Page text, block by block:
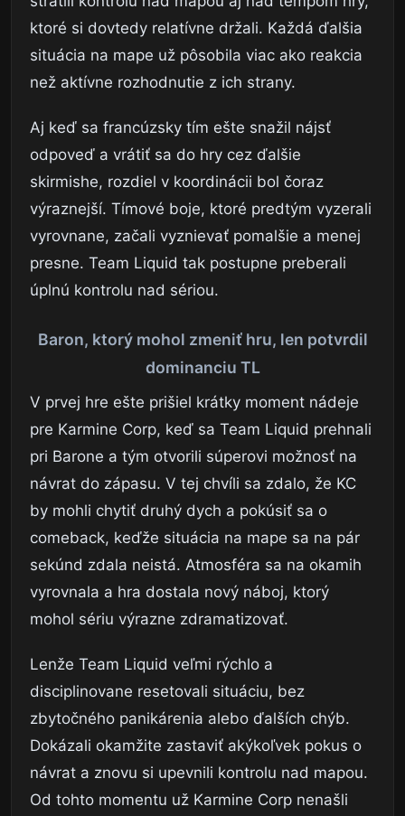
ktoré si dovtedy relatívne držali. Každá ďalšia
situácia na mape už pôsobila viac ako reakcia
než aktívne rozhodnutie z ich strany.
Aj keď sa francúzsky tím ešte snažil nájsť
odpoveď a vrátiť sa do hry cez ďalšie
skirmishe, rozdiel v koordinácii bol čoraz
výraznejší. Tímové boje, ktoré predtým vyzerali
vyrovnane, začali vyznievať pomalšie a menej
presne. Team Liquid tak postupne preberali
úplnú kontrolu nad sériou.
Baron, ktorý mohol zmeniť hru, len potvrdil
dominanciu TL
V prvej hre ešte prišiel krátky moment nádeje
pre Karmine Corp, keď sa Team Liquid prehnali
pri Barone a tým otvorili súperovi možnosť na
návrat do zápasu. V tej chvíli sa zdalo, že KC
by mohli chytiť druhý dych a pokúsiť sa o
comeback, keďže situácia na mape sa na pár
sekúnd zdala neistá. Atmosféra sa na okamih
vyrovnala a hra dostala nový náboj, ktorý
mohol sériu výrazne zdramatizovať.
Lenže Team Liquid veľmi rýchlo a
disciplinovane resetovali situáciu, bez
zbytočného panikárenia alebo ďalších chýb.
Dokázali okamžite zastaviť akýkoľvek pokus o
návrat a znovu si upevnili kontrolu nad mapou.
Od tohto momentu už Karmine Corp nenašli